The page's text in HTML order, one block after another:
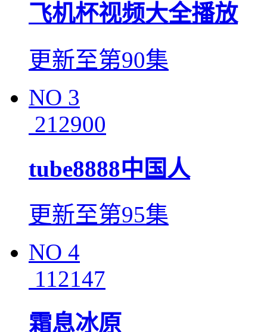
飞机杯视频大全播放
更新至第90集
NO 3
212900
tube8888中国人
更新至第95集
NO 4
112147
霜息冰原